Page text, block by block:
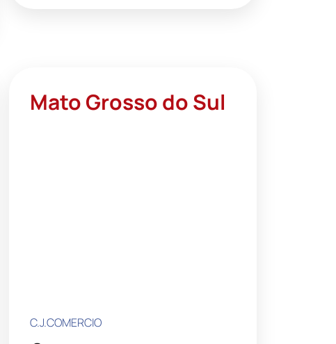
Mato Grosso do Sul
C.J.COMERCIO